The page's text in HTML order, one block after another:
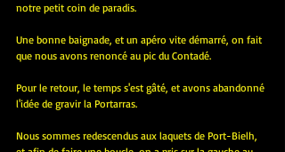
notre petit coin de paradis.
Une bonne baignade, et un apéro vite démarré, on fait
que nous avons renoncé au pic du Contadé.
Pour le retour, le temps s'est gâté, et avons abandonné
l'idée de gravir la Portarras.
Nous sommes redescendus aux laquets de Port-Bielh,